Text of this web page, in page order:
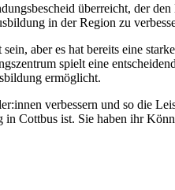
überreicht, der
in der Region zu
aber es hat bereits eine
spielt eine
ermöglicht.
verbessern und so die
Cottbus ist. Sie haben ihr